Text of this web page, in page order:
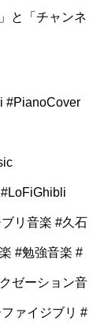
と「チャンネ
#PianoCover
リ音楽 #久石
#勉強音楽 #
ゼーション音
ァイジブリ #